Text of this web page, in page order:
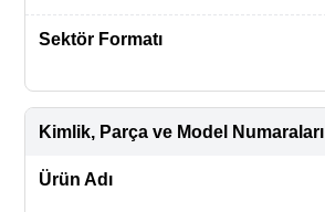
Sektör Formatı
Kimlik, Parça ve Model Numaraları
Ürün Adı